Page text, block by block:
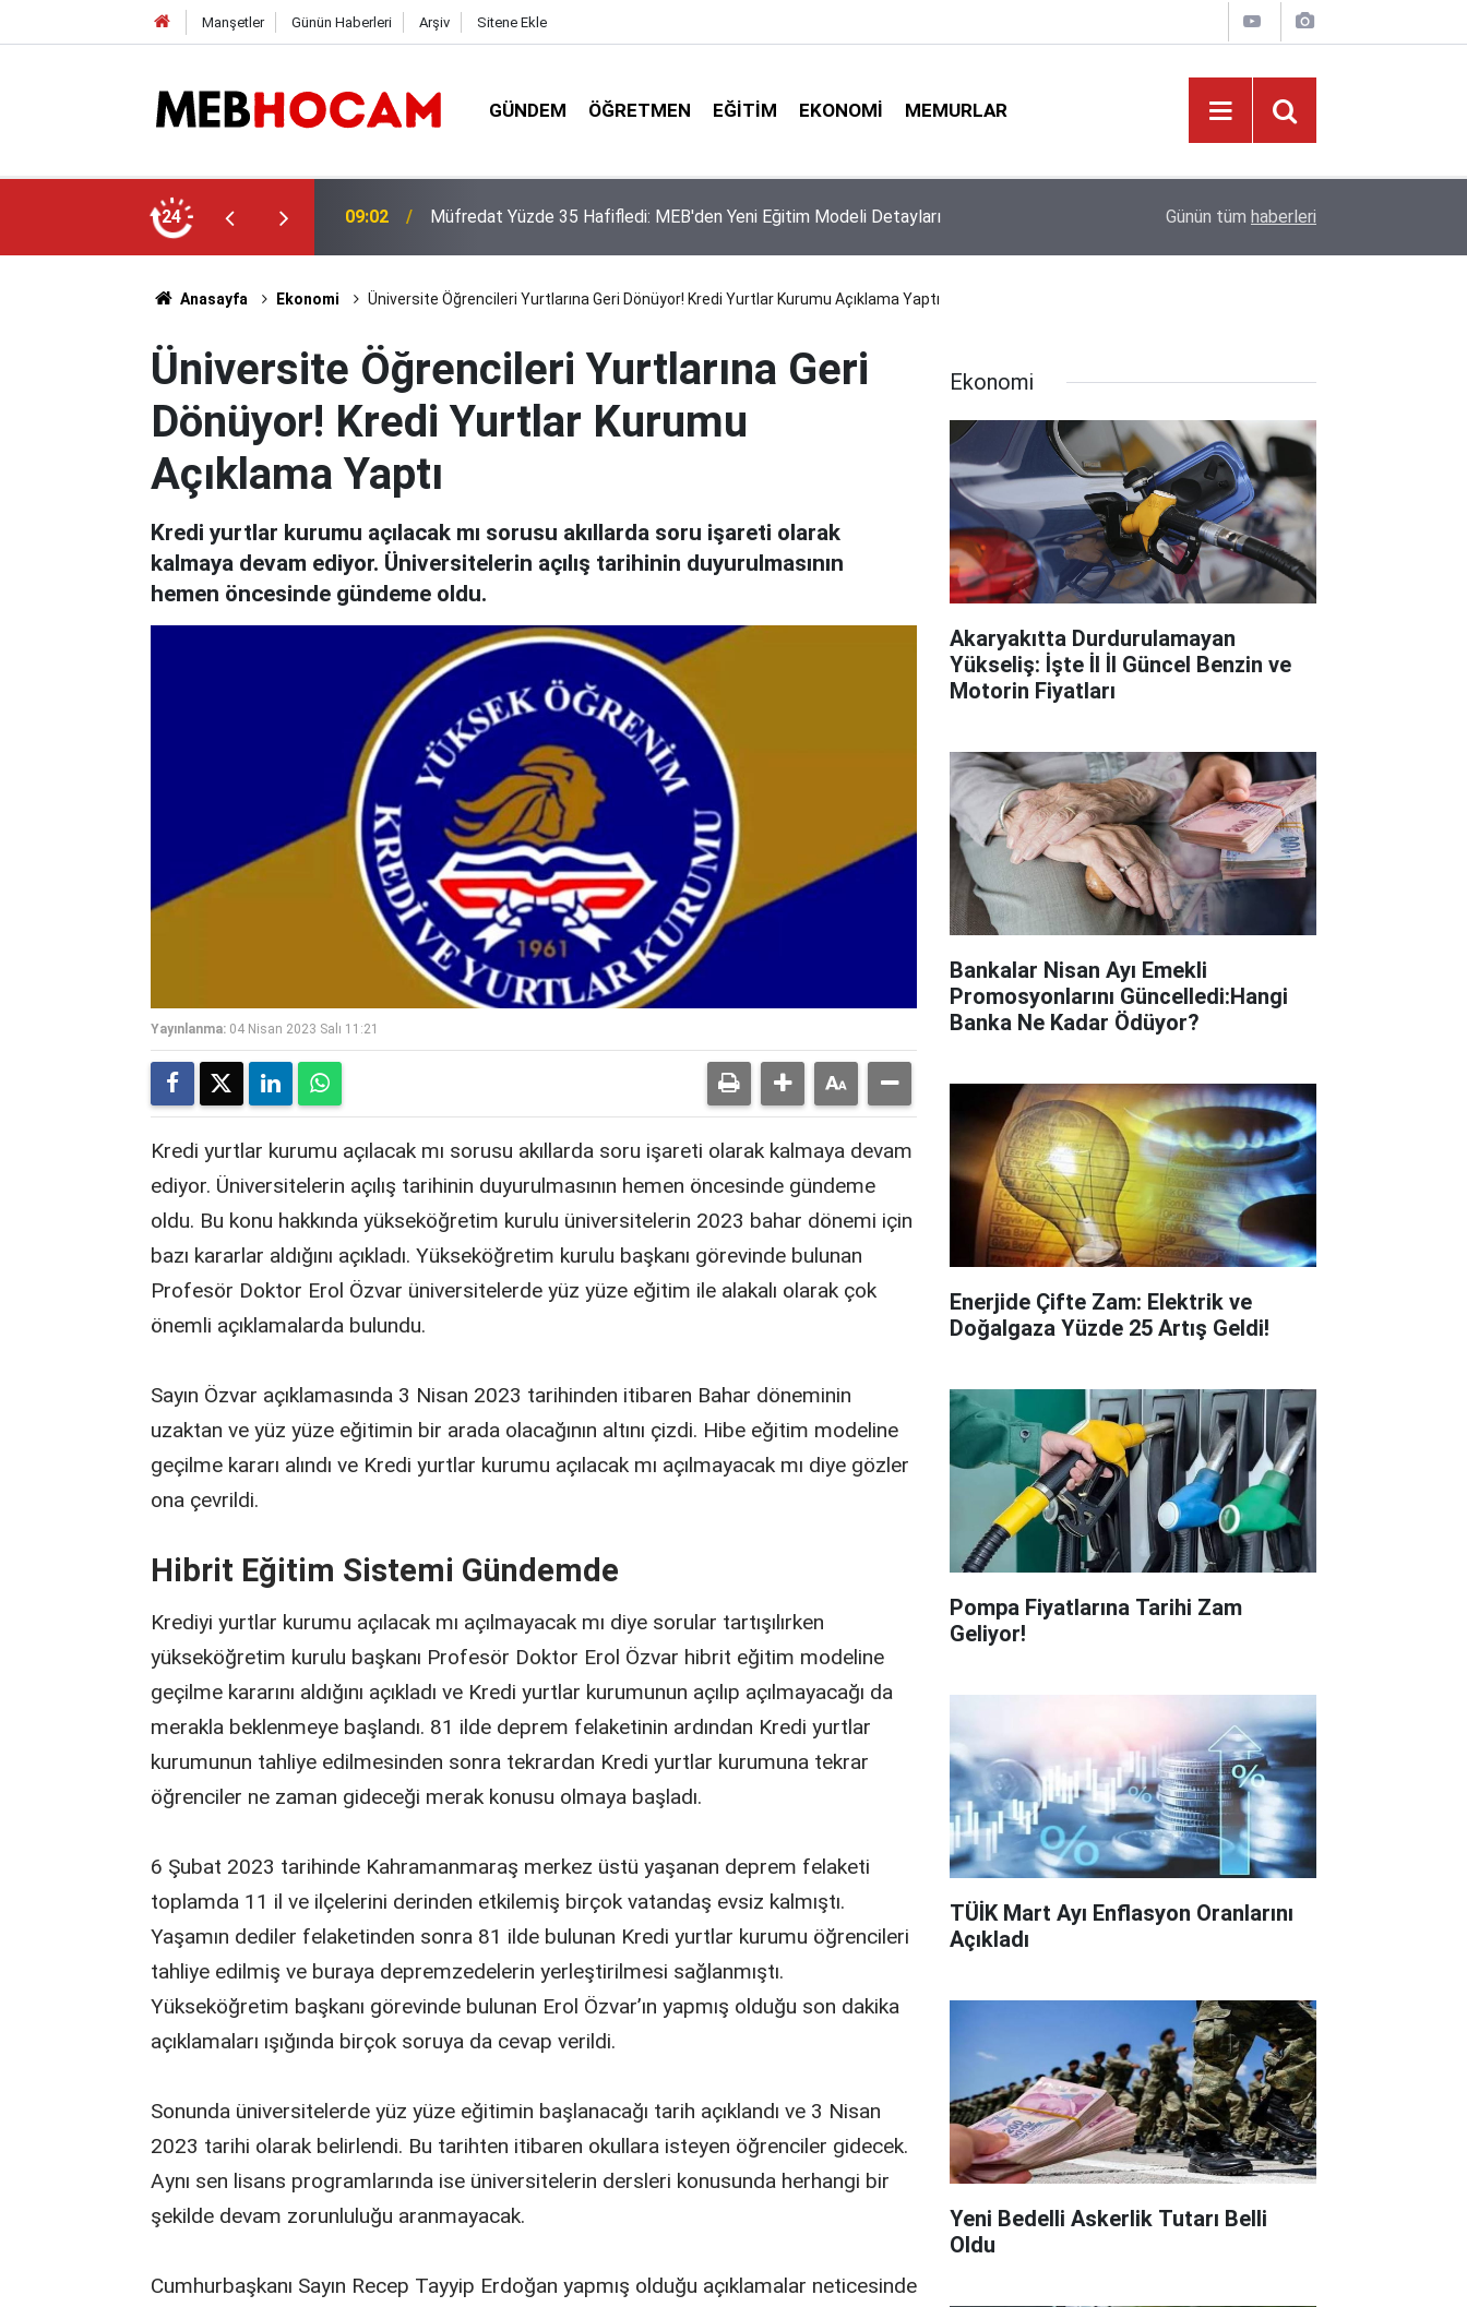
Manşetler Günün Haberleri Arşiv Sitene Ekle
GÜNDEM ÖĞRETMEN EĞITIM EKONOMI MEMURLAR
24
Yeni Eğitim Modeli Detayları 23:01
Okul Müdürlüklerine Özel Nakil Dönemi Rehberi: İş ve İşlemlerde Kritik Dikkat
Noktaları
Norm Güncellemesi Başladı: O Branş
Günün tüm haberleri
Anasayfa Ekonomi Üniversite Öğrencileri Yurtlarına Geri Dönüyor! Kredi Yurtlar Kurumu Açıklama Yaptı
Üniversite Öğrencileri Yurtlarına Geri
Dönüyor! Kredi Yurtlar Kurumu
Açıklama Yaptı
Kredi yurtlar kurumu açılacak mı sorusu akıllarda soru işareti olarak
kalmaya devam ediyor. Üniversitelerin açılış tarihinin duyurulmasının
hemen öncesinde gündeme oldu.
Yayınlanma: 04 Nisan 2023 Salı 11:21
Kredi yurtlar kurumu açılacak mı sorusu akıllarda soru işareti olarak kalmaya devam
ediyor. Üniversitelerin açılış tarihinin duyurulmasının hemen öncesinde gündeme
oldu. Bu konu hakkında yükseköğretim kurulu üniversitelerin 2023 bahar dönemi için
bazı kararlar aldığını açıkladı. Yükseköğretim kurulu başkanı görevinde bulunan
Profesör Doktor Erol Özvar üniversitelerde yüz yüze eğitim ile alakalı olarak çok
önemli açıklamalarda bulundu.
Sayın Özvar açıklamasında 3 Nisan 2023 tarihinden itibaren Bahar döneminin
uzaktan ve yüz yüze eğitimin bir arada olacağının altını çizdi. Hibe eğitim modeline
geçilme kararı alındı ve Kredi yurtlar kurumu açılacak mı açılmayacak mı diye gözler
ona çevrildi.
Hibrit Eğitim Sistemi Gündemde
Krediyi yurtlar kurumu açılacak mı açılmayacak mı diye sorular tartışılırken
yükseköğretim kurulu başkanı Profesör Doktor Erol Özvar hibrit eğitim modeline
geçilme kararını aldığını açıkladı ve Kredi yurtlar kurumunun açılıp açılmayacağı da
merakla beklenmeye başlandı. 81 ilde deprem felaketinin ardından Kredi yurtlar
kurumunun tahliye edilmesinden sonra tekrardan Kredi yurtlar kurumuna tekrar
öğrenciler ne zaman gideceği merak konusu olmaya başladı.
6 Şubat 2023 tarihinde Kahramanmaraş merkez üstü yaşanan deprem felaketi
toplamda 11 il ve ilçelerini derinden etkilemiş birçok vatandaş evsiz kalmıştı.
Yaşamın dediler felaketinden sonra 81 ilde bulunan Kredi yurtlar kurumu öğrencileri
tahliye edilmiş ve buraya depremzedelerin yerleştirilmesi sağlanmıştı.
Yükseköğretim başkanı görevinde bulunan Erol Özvar’ın yapmış olduğu son dakika
açıklamaları ışığında birçok soruya da cevap verildi.
Sonunda üniversitelerde yüz yüze eğitimin başlanacağı tarih açıklandı ve 3 Nisan
2023 tarihi olarak belirlendi. Bu tarihten itibaren okullara isteyen öğrenciler gidecek.
Aynı sen lisans programlarında ise üniversitelerin dersleri konusunda herhangi bir
şekilde devam zorunluluğu aranmayacak.
Cumhurbaşkanı Sayın Recep Tayyip Erdoğan yapmış olduğu açıklamalar neticesinde
Ekonomi
Akaryakıtta Durdurulamayan
Yükseliş: İşte İl İl Güncel Benzin ve
Motorin Fiyatları
Bankalar Nisan Ayı Emekli
Promosyonlarını Güncelledi:Hangi
Banka Ne Kadar Ödüyor?
Enerjide Çifte Zam: Elektrik ve
Doğalgaza Yüzde 25 Artış Geldi!
Pompa Fiyatlarına Tarihi Zam
Geliyor!
TÜİK Mart Ayı Enflasyon Oranlarını
Açıkladı
Yeni Bedelli Askerlik Tutarı Belli
Oldu